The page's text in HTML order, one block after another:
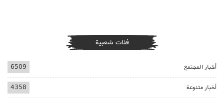
فئات شعبية
أخبار المجتمع 6509
أخبار متنوعة 4358